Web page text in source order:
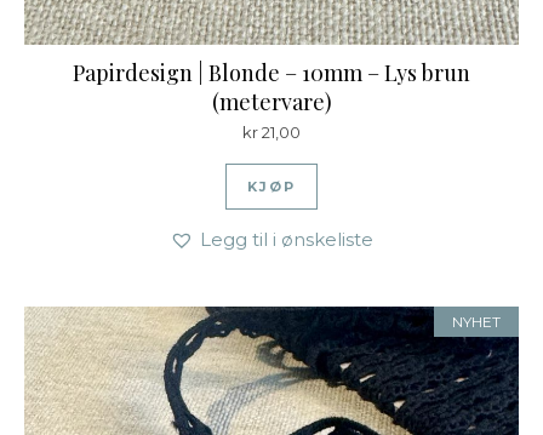
Papirdesign | Blonde – 10mm – Lys brun
(metervare)
kr21,00
KJØP
Legg til i ønskeliste
NYHET